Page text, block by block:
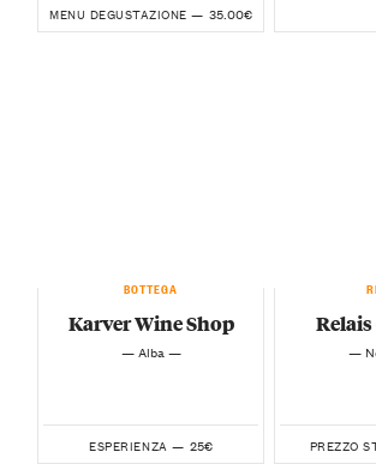
MENU DEGUSTAZIONE — 35.00€
BOTTEGA
Karver Wine Shop
— Alba —
ESPERIENZA — 25€
—
PREZZO